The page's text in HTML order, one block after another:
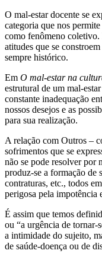
O mal-estar docente se
categoria que nos
como fenômeno coletivo.
atitudes que se
sempre histórico.
Em O mal-estar na
estrutural de um mal-
constante inadequação
nossos desejos e as
para sua realização.
A relação com Outros –
sofrimentos que se
não se pode resolver por
produz-se a formação de
contraturas, etc., todos
perigosa pela impotência
É assim que temos
ou “a urgência de tornar-
a intimidade do sujeito,
de saúde-doença ou de